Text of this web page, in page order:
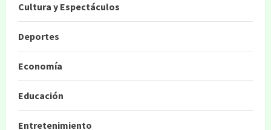
Cultura y Espectáculos
Deportes
Economía
Educación
Entretenimiento